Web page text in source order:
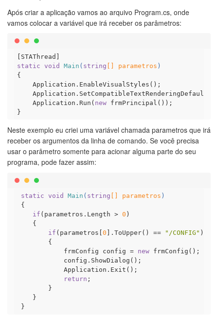
Após criar a aplicação vamos ao arquivo Program.cs, onde
vamos colocar a variável que irá receber os parâmetros:
STAThread
static
void Main ( string [] parametros )
{
    Application.EnableVisualStyles();
    Application.SetCompatibleTextRenderingDefault(
    Application.Run(
new frmPrincipal());
Neste exemplo eu criei uma variável chamada parametros que irá
receber os argumentos da linha de comando. Se você precisa
usar o parâmetro somente para acionar alguma parte do seu
programa, pode fazer assim:
static void Main ( string [] parametros )
{
if (parametros.Length > 0 )
    {
if (parametros[0 ].ToUpper() == "/CONFIG" )
        {
            frmConfig config =
new frmConfig();
            config.ShowDialog();
            Application.Exit();
return ;
        }
    }